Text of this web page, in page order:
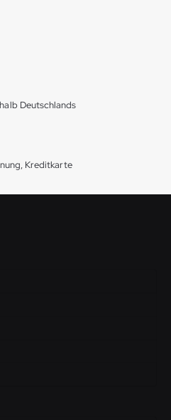
Deutschlands
Kreditkarte